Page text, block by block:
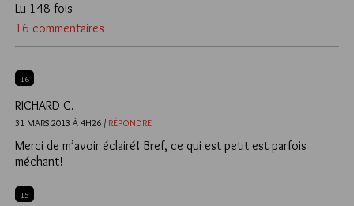
16 commentaires
Lu 148 fois
16
RICHARD C.
31 MARS 2013 À 4H26 / RÉPONDRE
Merci de m’avoir éclairé! Bref, ce qui est petit est parfois
méchant!
15